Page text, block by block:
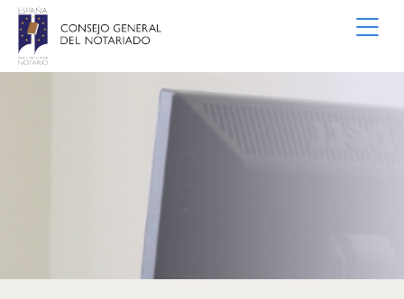
Salta al contingut principal